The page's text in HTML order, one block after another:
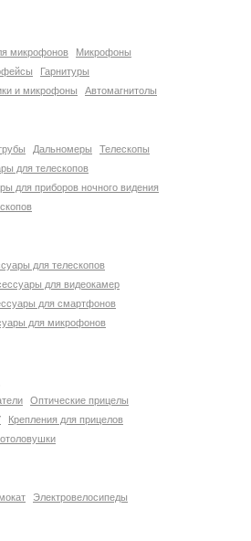
микрофонов
Микрофоны
Гарнитуры
и микрофоны Автомагнитолы
Дальномеры
Телескопы
для телескопов
для приборов ночного видения
для телескопов
для видеокамер
для смартфонов
для микрофонов
Оптические прицелы
Крепления для прицелов
Электровелосипеды